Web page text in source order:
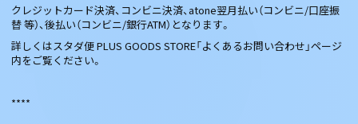
クレジットカード決済、コンビニ決済、atone翌月払い（コンビニ/口座振
替 等）、後払い（コンビニ/銀行ATM）となります。
詳しくはスタダ便 PLUS GOODS STORE「よくあるお問い合わせ」ページ
内をご覧ください。
****